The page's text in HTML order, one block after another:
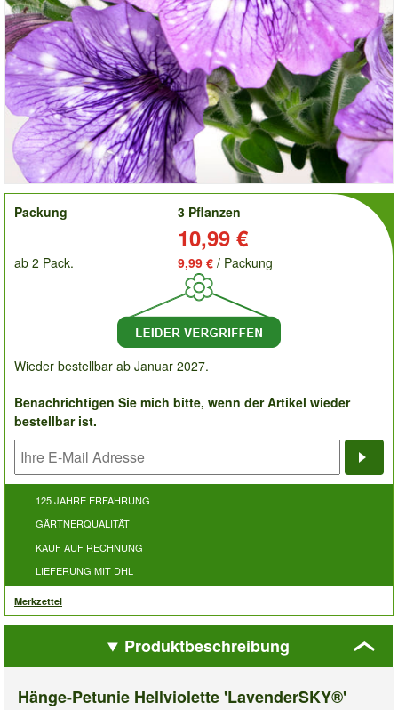
order
Packung
3 Pflanzen
10,99 €
ab 2 Pack. 9,99 € / Packung
Wieder bestellbar ab Januar 2027.
Benachrichtigen Sie mich bitte, wenn der Artikel wieder
bestellbar ist.
125 JAHRE ERFAHRUNG
GÄRTNERQUALITÄT
KAUF AUF RECHNUNG
LIEFERUNG MIT DHL
Merkzettel
Produktbeschreibung
Hänge-Petunie Hellviolette 'LavenderSKY®'